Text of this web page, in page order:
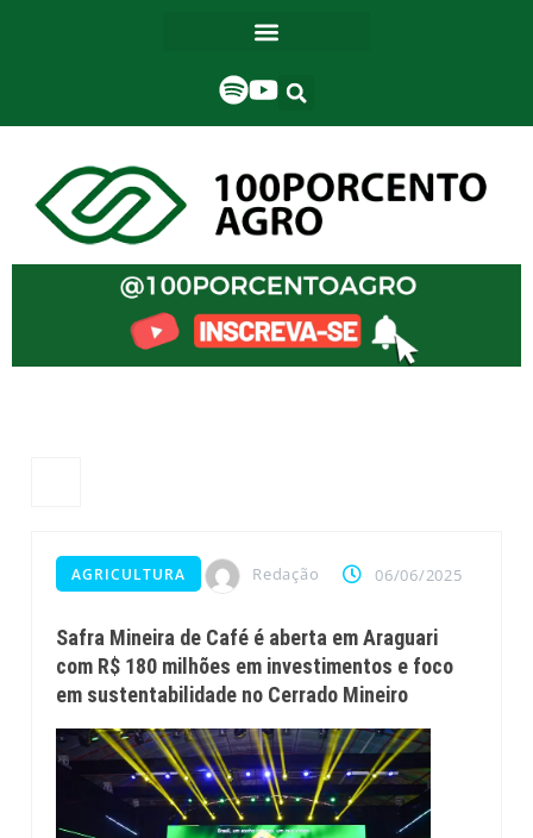
AGRICULTURA Redação 06/06/2025
Safra Mineira de Café é aberta em Araguari
com R$ 180 milhões em investimentos e foco
em sustentabilidade no Cerrado Mineiro